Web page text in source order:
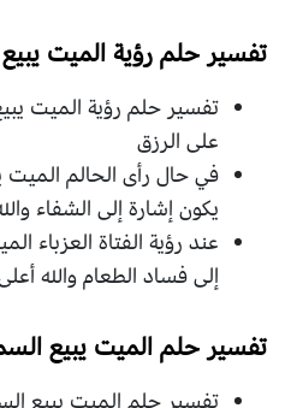
تفسير حلم رؤية الميت
تفسير حلم رؤية الميت
على الرزق
في حال رأى الحالم الميت
يكون إشارة إلى الشفاء
عند رؤية الفتاة العزباء
إلى فساد الطعام والله
تفسير حلم الميت يبيع
تفسير حلم الميت يبيع